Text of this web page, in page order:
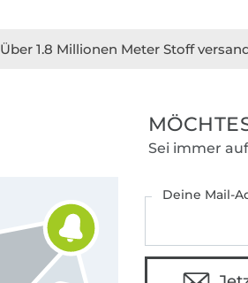
Über 1.8 Millionen Meter Stoff
Sei immer
Deine Mail-